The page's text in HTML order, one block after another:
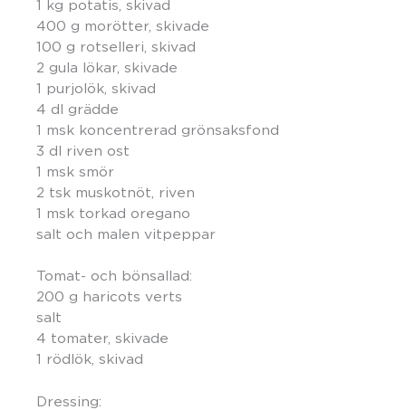
1 kg potatis, skivad
400 g morötter, skivade
100 g rotselleri, skivad
2 gula lökar, skivade
1 purjolök, skivad
4 dl grädde
1 msk koncentrerad grönsaksfond
3 dl riven ost
1 msk smör
2 tsk muskotnöt, riven
1 msk torkad oregano
salt och malen vitpeppar
Tomat- och bönsallad:
200 g haricots verts
salt
4 tomater, skivade
1 rödlök, skivad
Dressing: